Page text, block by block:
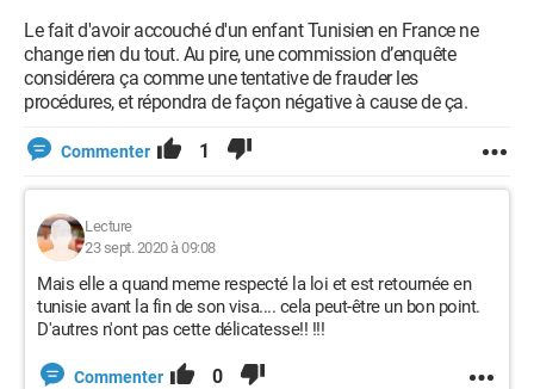
Le fait d'avoir accouché d'un enfant Tunisien en France ne
change rien du tout. Au pire, une commission d’enquête
considérera ça comme une tentative de frauder les
procédures, et répondra de façon négative à cause de ça.
Commenter 1
Lecture
23 sept. 2020 à 09:08
Mais elle a quand meme respecté la loi et est retournée en
tunisie avant la fin de son visa.... cela peut-être un bon point.
D'autres n'ont pas cette délicatesse!! !!!
Commenter 0